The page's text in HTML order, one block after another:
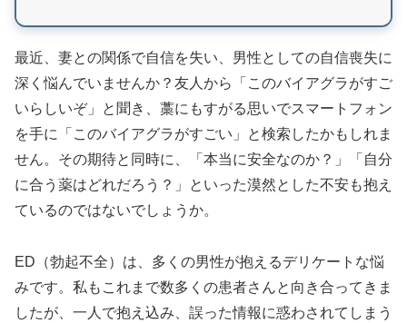
バイアグラジェネリックセットで詳細確認
💡 シルデナエイト：日本語パッケージ採用の
超低価格薬
（1錠169円）
日本人監修 で日本人体質に最適化
最近、妻との関係で自信を失い、男性としての自信喪失に
深く悩んでいませんか？友人から「このバイアグラがすご
いらしいぞ」と聞き、藁にもすがる思いでスマートフォン
を手に「このバイアグラがすごい」と検索したかもしれま
せん。その期待と同時に、「本当に安全なのか？」「自分
に合う薬はどれだろう？」といった漠然とした不安も抱え
ているのではないでしょうか。
ED（勃起不全）は、多くの男性が抱えるデリケートな悩
みです。私もこれまで数多くの患者さんと向き合ってきま
したが、一人で抱え込み、誤った情報に惑わされてしまう